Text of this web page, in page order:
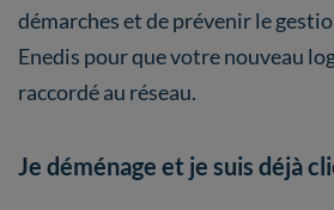
démarches et de prévenir le
Enedis pour que votre nouveau
raccordé au réseau.
Je déménage et je suis déjà